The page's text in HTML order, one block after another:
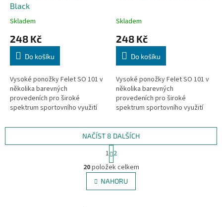
Black
Skladem
248 Kč
Do košíku
Vysoké ponožky Felet SO 101 v
několika barevných
provedeních pro široké
spektrum sportovního využití
elastické.
Skladem
248 Kč
Do košíku
Vysoké ponožky Felet SO 101 v
několika barevných
provedeních pro široké
spektrum sportovního využití
elastické.
O
v
l
á
NAČÍST 8 DALŠÍCH
S
t
r
á
n
k
1 2
20položek celkem
NAHORU